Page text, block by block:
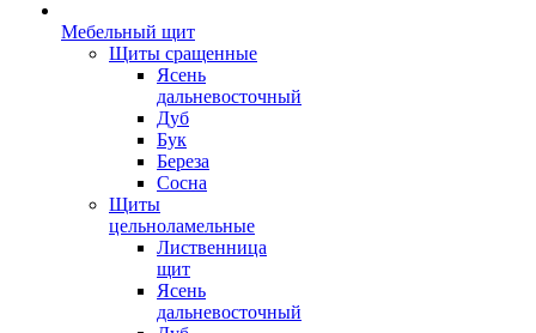
Мебельный щит
Щиты сращенные
Ясень
дальневосточный
Дуб
Бук
Береза
Сосна
Щиты
цельноламельные
Лиственница
щит
Ясень
дальневосточный